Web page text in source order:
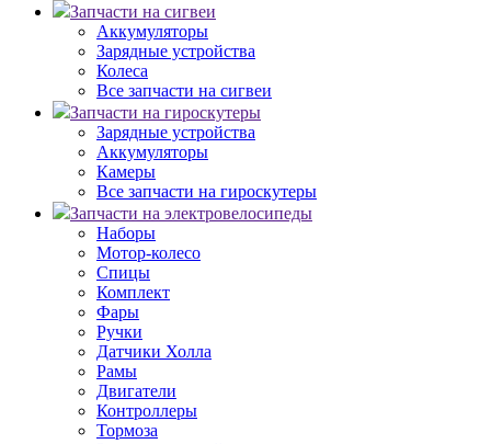
Запчасти на сигвеи
Аккумуляторы
Зарядные устройства
Колеса
Все запчасти на сигвеи
Запчасти на гироскутеры
Зарядные устройства
Аккумуляторы
Камеры
Все запчасти на гироскутеры
Запчасти на электровелосипеды
Наборы
Мотор-колесо
Спицы
Комплект
Фары
Ручки
Датчики Холла
Рамы
Двигатели
Контроллеры
Тормоза